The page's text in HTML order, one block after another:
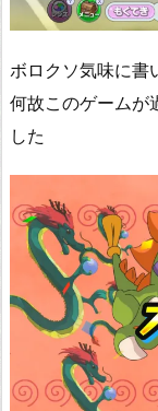
ボロクソ気味に書
何故このゲームが
した